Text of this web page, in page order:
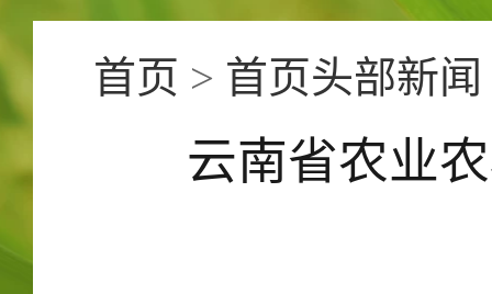
首页 > 首页头部新闻
云南省农业